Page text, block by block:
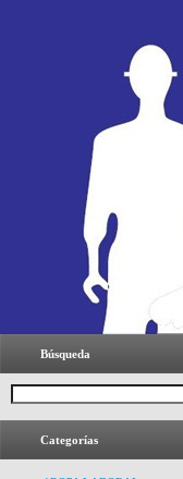
Búsqueda
Categorías